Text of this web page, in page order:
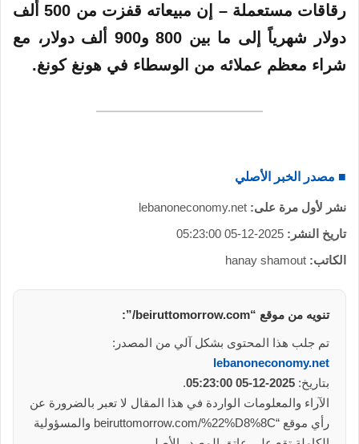
رقاقات مستعملة – إن مبيعاته قفزت من 500 ألف
دولار شهرياً إلى ما بين 800 و900 ألف دولار، مع
شراء معظم عملائه من الوسطاء في هونغ كونغ.
■ مصدر الخبر الأصلي
نشر لأول مرة على: lebanoneconomy.net
تاريخ النشر: 2025-12-05 05:23:00
الكاتب: hanay shamout
تنويه من موقع “beiruttomorrow.com/”:
تم جلب هذا المحتوى بشكل آلي من المصدر:
lebanoneconomy.net
بتاريخ: 2025-12-05 05:23:00
.
الآراء والمعلومات الواردة في هذا المقال لا تعبر بالضرورة عن
رأي موقع “beiruttomorrow.com/%22%D8%8C والمسؤولية